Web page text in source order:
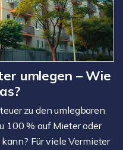
umlegen – Wie
zu den umlegbaren
100 % auf Mieter oder
Für viele Vermieter